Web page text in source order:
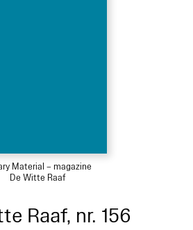
Material – magazine
De Witte Raaf
Raaf, nr. 156